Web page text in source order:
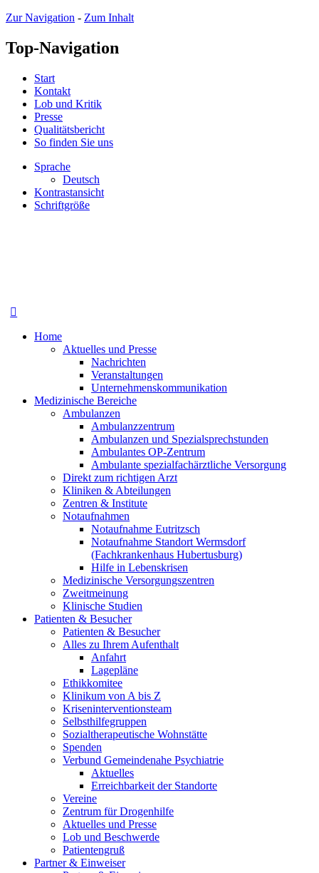
Zur Navigation - Zum Inhalt
Top-Navigation
Start
Kontakt
Lob und Kritik
Presse
Qualitätsbericht
So finden Sie uns
Sprache
Deutsch
Kontrastansicht
Schriftgröße
Home
Aktuelles und Presse
Nachrichten
Veranstaltungen
Unternehmenskommunikation
Medizinische Bereiche
Ambulanzen
Ambulanzzentrum
Ambulanzen und Spezialsprechstunden
Ambulantes OP-Zentrum
Ambulante spezialfachärztliche Versorgung
Direkt zum richtigen Arzt
Kliniken & Abteilungen
Zentren & Institute
Notaufnahmen
Notaufnahme Eutritzsch
Notaufnahme Standort Wermsdorf
(Fachkrankenhaus Hubertusburg)
Hilfe in Lebenskrisen
Medizinische Versorgungszentren
Zweitmeinung
Klinische Studien
Patienten & Besucher
Patienten & Besucher
Alles zu Ihrem Aufenthalt
Anfahrt
Lagepläne
Ethikkomitee
Klinikum von A bis Z
Kriseninterventionsteam
Selbsthilfegruppen
Sozialtherapeutische Wohnstätte
Spenden
Verbund Gemeindenahe Psychiatrie
Aktuelles
Erreichbarkeit der Standorte
Vereine
Zentrum für Drogenhilfe
Aktuelles und Presse
Lob und Beschwerde
Patientengruß
Partner & Einweiser